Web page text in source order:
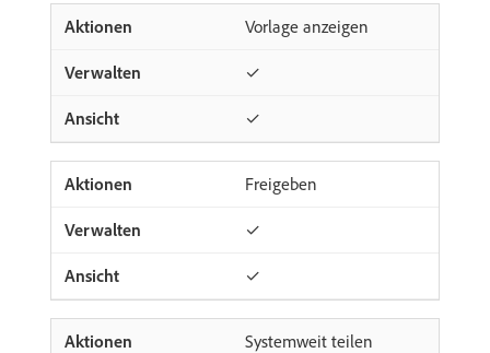
Vorlage anzeigen
✓
✓
Freigeben
✓
✓
Systemweit teilen